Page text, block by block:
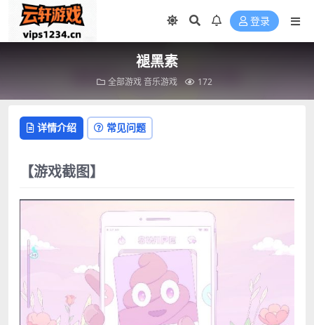
登录
褪黑素
全部游戏 音乐游戏 172
详情介绍 常见问题
【游戏截图】